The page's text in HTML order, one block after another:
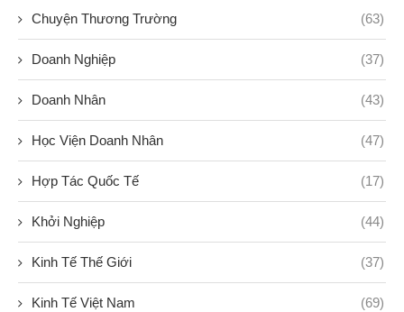
Chuyện Thương Trường (63)
Doanh Nghiệp (37)
Doanh Nhân (43)
Học Viện Doanh Nhân (47)
Hợp Tác Quốc Tế (17)
Khởi Nghiệp (44)
Kinh Tế Thế Giới (37)
Kinh Tế Việt Nam (69)